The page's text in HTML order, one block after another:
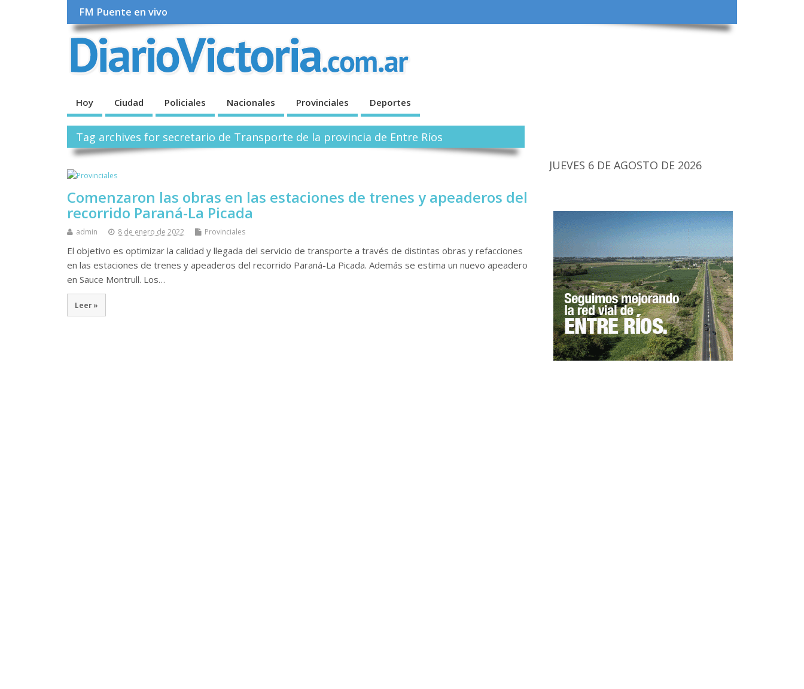
FM Puente en vivo
Hoy Ciudad Policiales Nacionales Provinciales Deportes
Tag archives for secretario de Transporte de la provincia de Entre Ríos
Comenzaron las obras en las estaciones de trenes y apeaderos del
recorrido Paraná-La Picada
admin 8 de enero de 2022 Provinciales
El objetivo es optimizar la calidad y llegada del servicio de transporte a través de distintas obras y refacciones
en las estaciones de trenes y apeaderos del recorrido Paraná-La Picada. Además se estima un nuevo apeadero
en Sauce Montrull. Los…
Leer »
JUEVES 6 DE AGOSTO DE 2026